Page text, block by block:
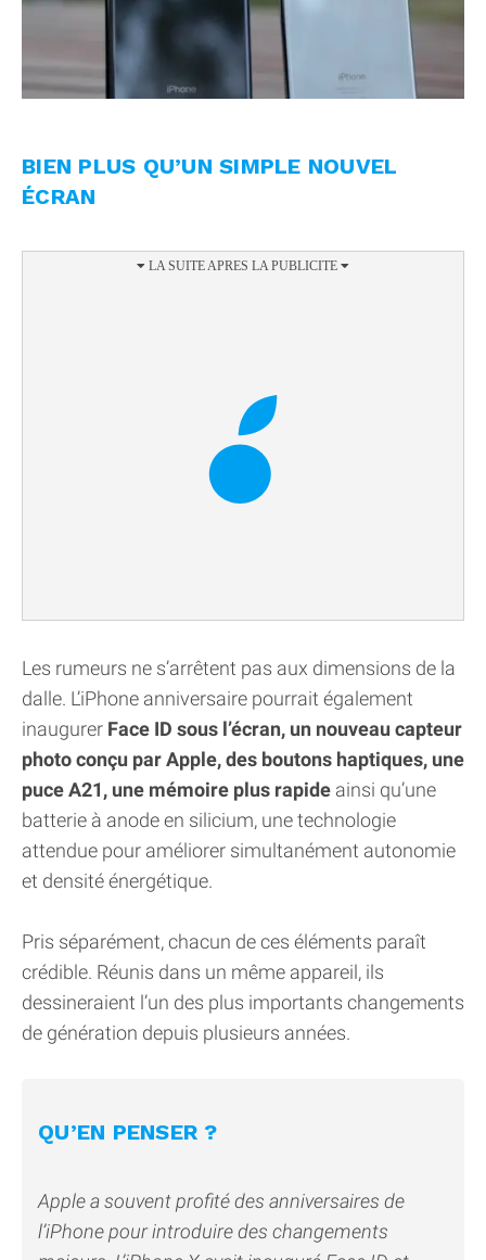
BIEN PLUS QU’UN SIMPLE NOUVEL
ÉCRAN
Les rumeurs ne s’arrêtent pas aux dimensions de la
dalle. L’iPhone anniversaire pourrait également
inaugurer Face ID sous l’écran, un nouveau capteur
photo conçu par Apple, des boutons haptiques, une
puce A21, une mémoire plus rapide ainsi qu’une
batterie à anode en silicium, une technologie
attendue pour améliorer simultanément autonomie
et densité énergétique.
Pris séparément, chacun de ces éléments paraît
crédible. Réunis dans un même appareil, ils
dessineraient l’un des plus importants changements
de génération depuis plusieurs années.
QU’EN PENSER ?
Apple a souvent profité des anniversaires de
l’iPhone pour introduire des changements